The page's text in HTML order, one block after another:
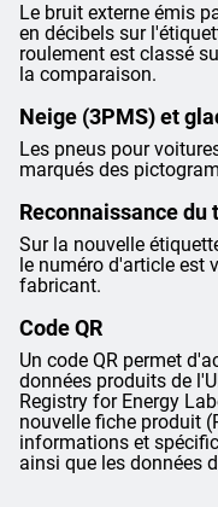
Le bruit externe émis
en décibels sur
roulement est classé
la comparaison.
Neige (3PMS) et
Les pneus pour
marqués des
Reconnaissance du
Sur la nouvelle
le numéro d'article est
fabricant.
Code QR
Un code QR permet
données produits de
Registry for Energy
nouvelle fiche produit
informations et
ainsi que les données